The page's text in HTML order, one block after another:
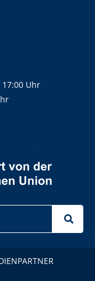
17:00 Uhr